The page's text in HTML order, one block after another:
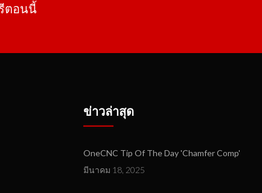
ตอนนี้
ข่าวล่าสุด
OneCNC Tip Of The Day 'Chamfer Comp'
มีนาคม 18, 2025